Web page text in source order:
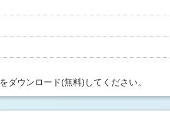
をダウンロード(無料)してください。